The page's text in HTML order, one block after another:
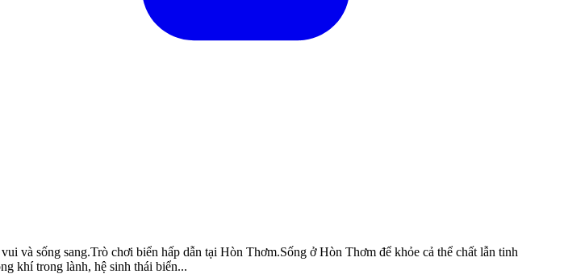
và sống sang.Trò chơi biển hấp dẫn tại Hòn Thơm.Sống ở Hòn Thơm để khỏe cả thể chất lẫn tinh
khí trong lành, hệ sinh thái biển...